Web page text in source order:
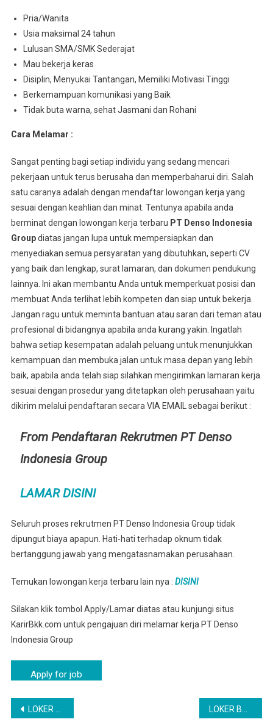
Pria/Wanita
Usia maksimal 24 tahun
Lulusan SMA/SMK Sederajat
Mau bekerja keras
Disiplin, Menyukai Tantangan, Memiliki Motivasi Tinggi
Berkemampuan komunikasi yang Baik
Tidak buta warna, sehat Jasmani dan Rohani
Cara Melamar :
Sangat penting bagi setiap individu yang sedang mencari
pekerjaan untuk terus berusaha dan memperbaharui diri. Salah
satu caranya adalah dengan mendaftar lowongan kerja yang
sesuai dengan keahlian dan minat. Tentunya apabila anda
berminat dengan lowongan kerja terbaru PT Denso Indonesia
Groupdiatas jangan lupa untuk mempersiapkan dan
menyediakan semua persyaratan yang dibutuhkan, seperti CV
yang baik dan lengkap, surat lamaran, dan dokumen pendukung
lainnya. Ini akan membantu Anda untuk memperkuat posisi dan
membuat Anda terlihat lebih kompeten dan siap untuk bekerja.
Jangan ragu untuk meminta bantuan atau saran dari teman atau
profesional di bidangnya apabila anda kurang yakin. Ingatlah
bahwa setiap kesempatan adalah peluang untuk menunjukkan
kemampuan dan membuka jalan untuk masa depan yang lebih
baik, apabila anda telah siap silahkan mengirimkan lamaran kerja
sesuai dengan prosedur yang ditetapkan oleh perusahaan yaitu
dikirim melalui pendaftaran secara VIA EMAIL sebagai berikut :
From Pendaftaran Rekrutmen PT Denso
Indonesia Group
LAMAR DISINI
Seluruh proses rekrutmen PT Denso Indonesia Group tidak
dipungut biaya apapun. Hati-hati terhadap oknum tidak
bertanggung jawab yang mengatasnamakan perusahaan.
Temukan lowongan kerja terbaru lain nya : DISINI
Silakan klik tombol Apply/Lamar diatas atau kunjungi situs
KarirBkk.com untuk pengajuan diri melamar kerja PT Denso
Indonesia Group
Navigasi
LOKER PT DENSO BANDUNG TERBARU TAHUN 2025